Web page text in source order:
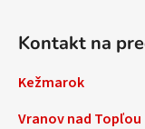
Kontakt na
Kežmarok
Vranov nad Topľou